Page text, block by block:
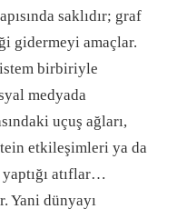
saklıdır; graf
gidermeyi amaçlar.
birbiriyle
medyada
uçuş ağları,
etkileşimleri ya da
atıflar…
Yani dünyayı